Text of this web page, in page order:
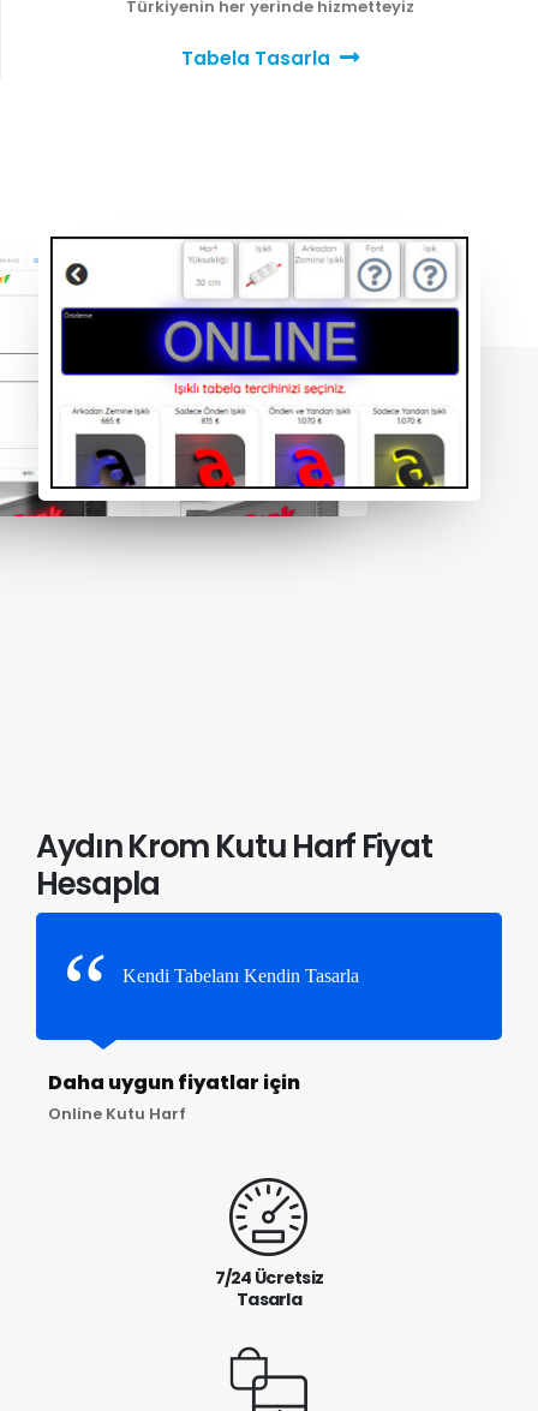
Türkiyenin her yerinde hizmetteyiz
Tabela Tasarla
Aydın Krom Kutu Harf Fiyat
Hesapla
Kendi Tabelanı Kendin Tasarla
Daha uygun fiyatlar için
Online Kutu Harf
7/24 Ücretsiz
Tasarla